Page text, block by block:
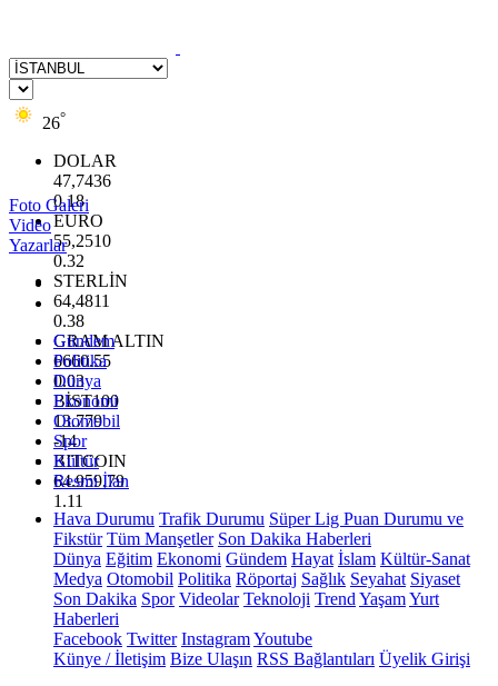
26°
DOLAR
47,7436
0.18
EURO
55,2510
0.32
STERLİN
64,4811
0.38
GRAM ALTIN
6660.55
0.03
BİST100
13.779
-14
BITCOIN
64.959,79
1.11
Foto Galeri
Video
Yazarlar
Gündem
Politika
Dünya
Ekonomi
Otomobil
Spor
Kültür
Resmi İlan
Hava Durumu Trafik Durumu Süper Lig Puan Durumu ve
Fikstür Tüm Manşetler Son Dakika Haberleri
Dünya Eğitim Ekonomi Gündem Hayat İslam Kültür-Sanat
Medya Otomobil Politika Röportaj Sağlık Seyahat Siyaset
Son Dakika Spor Videolar Teknoloji Trend YaşamYurt
Haberleri
Facebook Twitter InstagramYoutube
Künye / İletişim Bize Ulaşın RSS Bağlantıları Üyelik Girişi